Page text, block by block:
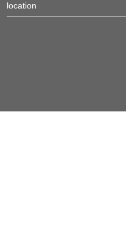
location